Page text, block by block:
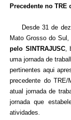
Precedente no TRE
Desde 31 de
Mato Grosso do Sul,
pelo SINTRAJUSC,
uma jornada de
pertinentes aqui
precedente do
atual jornada de
jornada que
atividades.